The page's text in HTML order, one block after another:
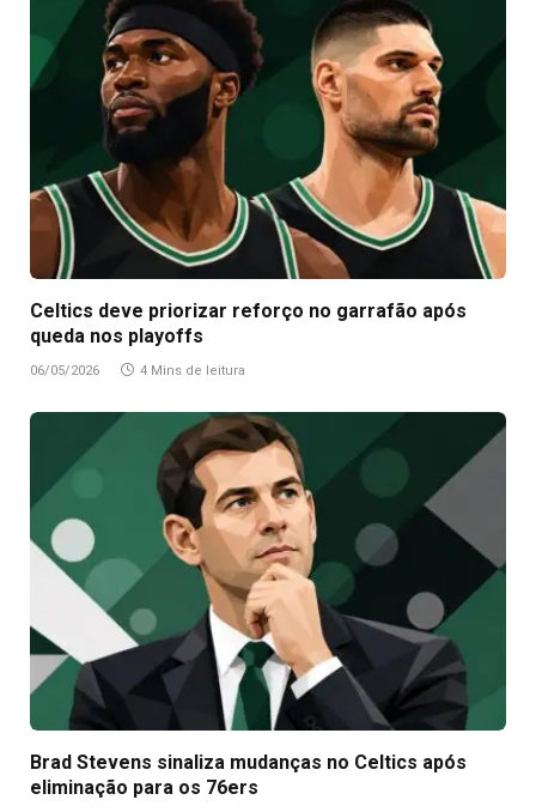
Celtics deve priorizar reforço no garrafão após
queda nos playoffs
06/05/2026 4 Mins de leitura
Brad Stevens sinaliza mudanças no Celtics após
eliminação para os 76ers